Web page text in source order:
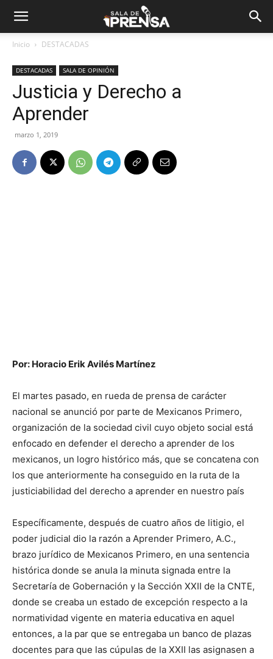
Inicio DESTACADAS
DESTACADAS SALA DE OPINIÓN
Justicia y Derecho a
Aprender
marzo 1, 2019
Por: Horacio Erik Avilés Martínez
El martes pasado, en rueda de prensa de carácter
nacional se anunció por parte de Mexicanos Primero,
organización de la sociedad civil cuyo objeto social está
enfocado en defender el derecho a aprender de los
mexicanos, un logro histórico más, que se concatena con
los que anteriormente ha conseguido en la ruta de la
justiciabilidad del derecho a aprender en nuestro país
Específicamente, después de cuatro años de litigio, el
poder judicial dio la razón a Aprender Primero, A.C.,
brazo jurídico de Mexicanos Primero, en una sentencia
histórica donde se anula la minuta signada entre la
Secretaría de Gobernación y la Sección XXII de la CNTE,
donde se creaba un estado de excepción respecto a la
normatividad vigente en materia educativa en aquel
entonces, a la par que se entregaba un banco de plazas
docentes para que las cúpulas de la XXII las asignasen a